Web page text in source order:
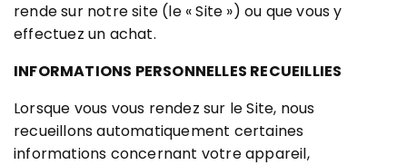
rende sur notre site (le « Site ») ou que vous y
effectuez un achat.
INFORMATIONS PERSONNELLES RECUEILLIES
Lorsque vous vous rendez sur le Site, nous
recueillons automatiquement certaines
informations concernant votre appareil,